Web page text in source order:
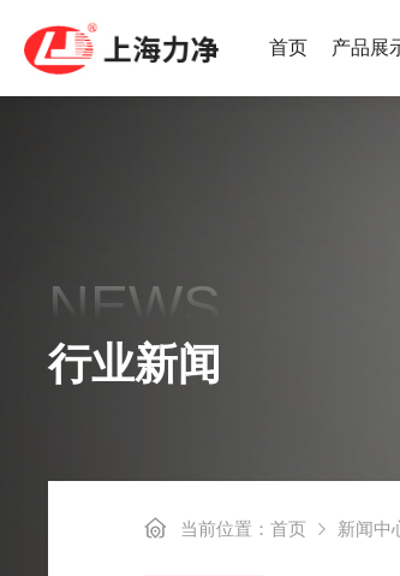
首页 产品展
高速后整理系列
NEWS
行业新闻
当前位置：首页 新闻中